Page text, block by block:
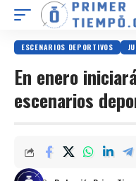
ESCENARIOS DEPORTIVOS
En enero
escenarios